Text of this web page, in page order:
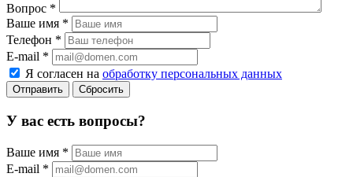
Вопрос *
Ваше имя *
Телефон *
E-mail *
Я согласен на обработку персональных данных
Сбросить
У вас есть вопросы?
Ваше имя *
E-mail *